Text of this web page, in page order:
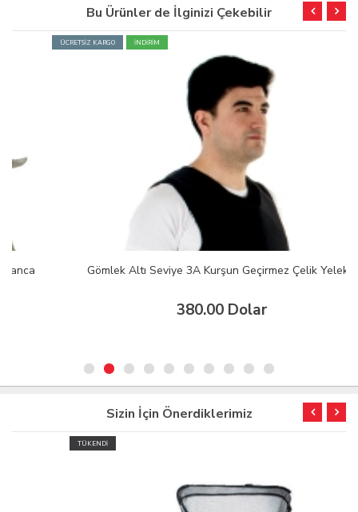
Bu Ürünler de İlginizi Çekebilir
ÜCRETSİZ KARGO İNDİRİM
Gömlek Altı Seviye 3A Kurşun Geçirmez Çelik Yelek
380.00 Dolar
Sizin İçin Önerdiklerimiz